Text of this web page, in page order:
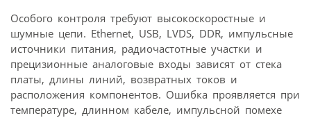
Особого контроля требуют высокоскоростные и
шумные цепи. Ethernet, USB, LVDS, DDR, импульсные
источники питания, радиочастотные участки и
прецизионные аналоговые входы зависят от стека
платы, длины линий, возвратных токов и
расположения компонентов. Ошибка проявляется при
температуре, длинном кабеле, импульсной помехе